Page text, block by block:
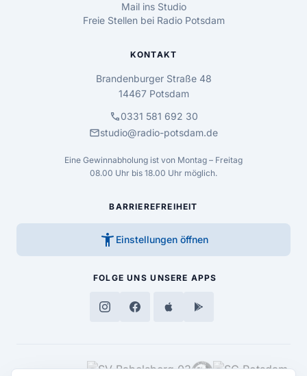
Mail ins Studio
Freie Stellen bei Radio Potsdam
KONTAKT
Brandenburger Straße 48
14467 Potsdam
call0331 581 692 30
mailstudio@radio-potsdam.de
Eine Gewinnabholung ist von Montag – Freitag
08.00 Uhr bis 18.00 Uhr möglich.
BARRIEREFREIHEIT
accessibility_new Einstellungen öffnen
FOLGE UNS UNSERE APPS
MEDIENPARTNER